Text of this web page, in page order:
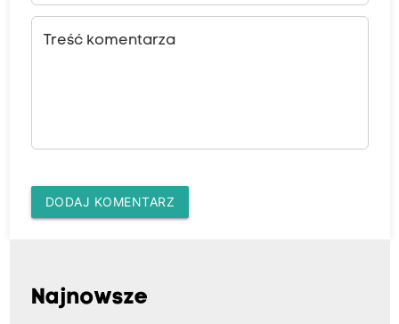
Treść komentarza
DODAJ KOMENTARZ
Najnowsze